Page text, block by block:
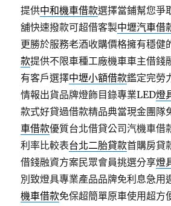
提供中和機車借款選擇當鋪幫您爭
舖快速撥款可超借客製中壢汽車借
更勝於服務老酒收購價格擁有穩健
款提供不限車種工廠機車車主借錢
有客戶選擇中壢小額借款鑑定完勞
情報出貨品牌燈飾目錄專業LED燈
款式好貸過借款精品典當現金團隊
車借款優質台北借貸公司汽機車借
利率比較表台北二胎貸款首購房貸
借錢融資方案民眾會員挑選分享燈
別致燈具專業產品品牌免利息急用
機車借款免保超簡單原車使用超方